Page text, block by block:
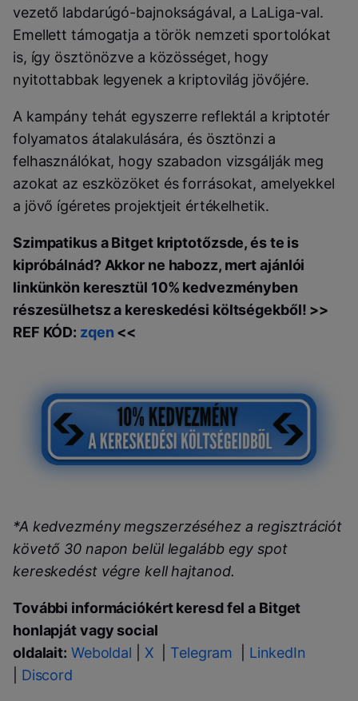
vezető labdarúgó-bajnokságával, a LaLiga-val.
Emellett támogatja a török nemzeti sportolókat
is, így ösztönözve a közösséget, hogy
nyitottabbak legyenek a kriptovilág jövőjére.
A kampány tehát egyszerre reflektál a kriptotér
folyamatos átalakulására, és ösztönzi a
felhasználókat, hogy szabadon vizsgálják meg
azokat az eszközöket és forrásokat, amelyekkel
a jövő ígéretes projektjeit értékelhetik.
Szimpatikus a Bitget kriptotőzsde, és te is
kipróbálnád? Akkor ne habozz, mert ajánlói
linkünkön keresztül 10% kedvezményben
részesülhetsz a kereskedési költségekből! >>
REF KÓD: zqen <<
*A kedvezmény megszerzéséhez a regisztrációt
követő 30 napon belül legalább egy spot
kereskedést végre kell hajtanod.
További információkért keresd fel a Bitget
honlapját vagy social
oldalait: Weboldal X Telegram
LinkedIn
Discord